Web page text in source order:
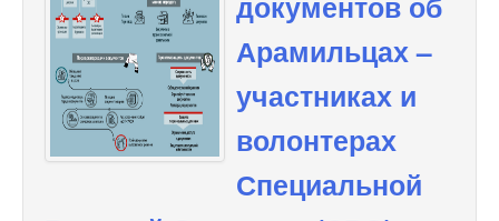
Арамильцах –
участниках и
волонтерах
Специальной